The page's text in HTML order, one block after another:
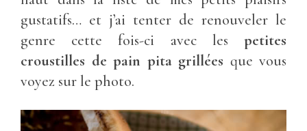
gustatifs… et j’ai tenter de renouveler le
genre cette fois-ci avec les petites
croustilles de pain pita grillées que vous
voyez sur le photo.